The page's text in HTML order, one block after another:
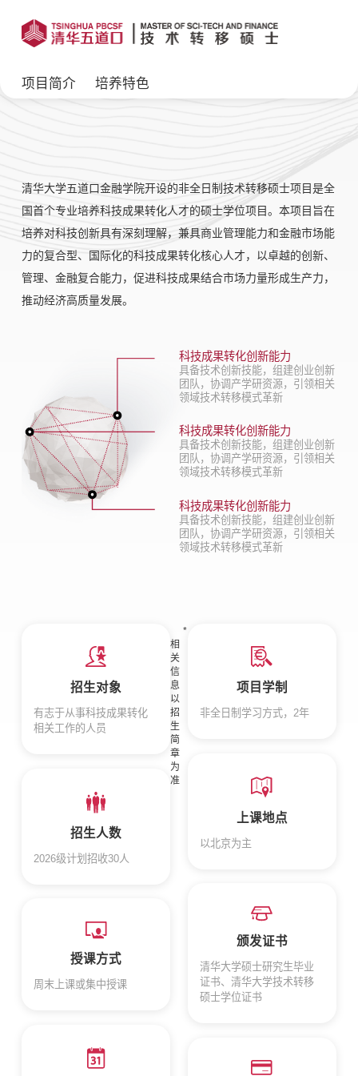
项目简介 培养特色
清华大学五道口金融学院开设的非全日制技术转移硕士项目是全
国首个专业培养科技成果转化人才的硕士学位项目。本项目旨在
培养对科技创新具有深刻理解，兼具商业管理能力和金融市场能
力的复合型、国际化的科技成果转化核心人才，以卓越的创新、
管理、金融复合能力，促进科技成果结合市场力量形成生产力，
推动经济高质量发展。
科技成果转化创新能力
具备技术创新技能，组建创业创新
团队，协调产学研资源，引领相关
领域技术转移模式革新
科技成果转化创新能力
具备技术创新技能，组建创业创新
团队，协调产学研资源，引领相关
领域技术转移模式革新
科技成果转化创新能力
具备技术创新技能，组建创业创新
团队，协调产学研资源，引领相关
领域技术转移模式革新
招生对象
有志于从事科技成果转化
相关工作的人员
招生人数
2026级计划招收30人
授课方式
周末上课或集中授课
项目学制
非全日制学习方式，2年
上课地点
以北京为主
颁发证书
清华大学硕士研究生毕业
证书、清华大学技术转移
硕士学位证书
*
相
关
信
息
以
招
生
简
章
为
准